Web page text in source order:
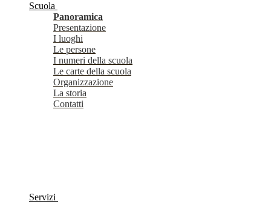
Scuola
Panoramica
Presentazione
I luoghi
Le persone
I numeri della scuola
Le carte della scuola
Organizzazione
La storia
Contatti
Servizi